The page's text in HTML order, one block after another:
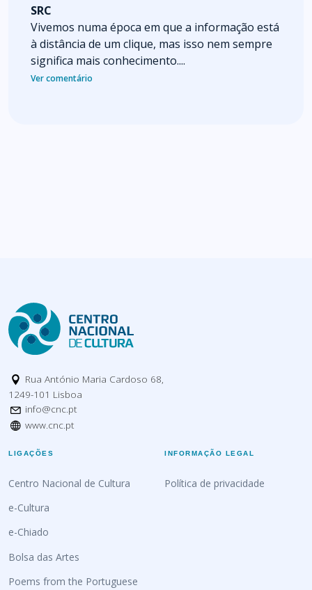
SRC
Vivemos numa época em que a informação está
à distância de um clique, mas isso nem sempre
significa mais conhecimento....
Ver comentário
Rua António Maria Cardoso 68,
1249-101 Lisboa
info@cnc.pt
www.cnc.pt
LIGAÇÕES
Centro Nacional de Cultura
e-Cultura
e-Chiado
Bolsa das Artes
Poems from the Portuguese
INFORMAÇÃO LEGAL
Política de privacidade